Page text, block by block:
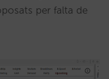
per falta de